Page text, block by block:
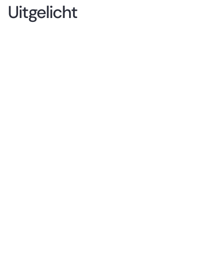
Uitgelicht